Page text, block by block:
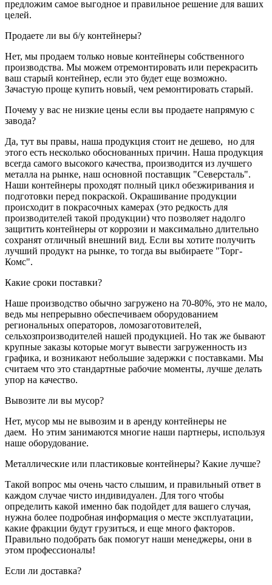
предложим самое выгодное и правильное решение для ваших
целей.
Продаете ли вы б/у контейнеры?
Нет, мы продаем только новые контейнеры собственного
производства. Мы можем отремонтировать или перекрасить
ваш старый контейнер, если это будет еще возможно.
Зачастую проще купить новый, чем ремонтировать старый.
Почему у вас не низкие цены если вы продаете напрямую с
завода?
Да, тут вы правы, наша продукция стоит не дешево, но для
этого есть несколько обоснованных причин. Наша продукция
всегда самого высокого качества, производится из лучшего
металла на рынке, наш основной поставщик "Северсталь".
Наши контейнеры проходят полный цикл обезжиривания и
подготовки перед покраской. Окрашивание продукции
происходит в покрасочных камерах (это редкость для
производителей такой продукции) что позволяет надолго
защитить контейнеры от коррозии и максимально длительно
сохранят отличный внешний вид. Если вы хотите получить
лучший продукт на рынке, то тогда вы выбираете "Торг-
Комс".
Какие сроки поставки?
Наше производство обычно загружено на 70-80%, это не мало,
ведь мы непрерывно обеспечиваем оборудованием
региональных операторов, ломозаготовителей,
сельхозпроизводителей нашей продукцией. Но так же бывают
крупные заказы которые могут вывести загруженность из
графика, и возникают небольшие задержки с поставками. Мы
считаем что это стандартные рабочие моменты, лучше делать
упор на качество.
Вывозите ли вы мусор?
Нет, мусор мы не вывозим и в аренду контейнеры не
даем. Но этим занимаются многие наши партнеры, используя
наше оборудование.
Металлические или пластиковые контейнеры? Какие лучше?
Такой вопрос мы очень часто слышим, и правильный ответ в
каждом случае чисто индивидуален. Для того чтобы
определить какой именно бак подойдет для вашего случая,
нужна более подробная информация о месте эксплуатации,
какие фракции будут грузиться, и еще много факторов.
Правильно подобрать бак помогут наши менеджеры, они в
этом профессионалы!
Если ли доставка?